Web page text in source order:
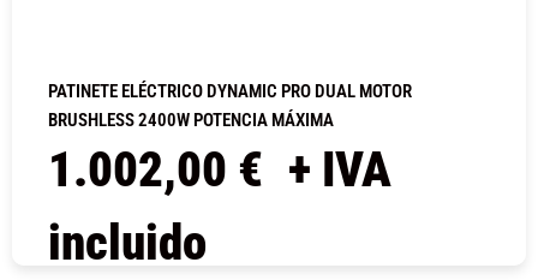
PATINETE ELÉCTRICO DYNAMIC PRO DUAL MOTOR
BRUSHLESS 2400W POTENCIA MÁXIMA
1.002,00 € + IVA
incluido